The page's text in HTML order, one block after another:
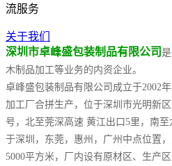
流服务
关于我们
深圳市卓峰盛包装制品有限公司
木制品加工等业务的内资企业。
卓峰盛包装制品有限公司成立于2002
加工厂合拼生产，位于深圳市光明新
号，北至莞深高速 黄江出口5里，南
于深圳，东莞，惠州，广州中点位置
5000平方米，厂内设有原材区、生产